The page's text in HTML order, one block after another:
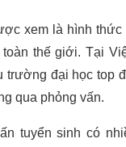
xem là hình
thế giới. Tại
trường đại học top
qua phỏng vấn.
tuyển sinh có